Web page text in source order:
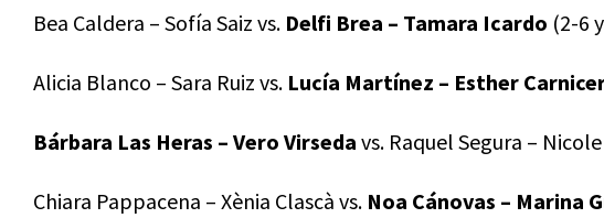
Bea Caldera – Sofía Saiz vs. Delfi Brea – Tamara Icardo (2-6
Alicia Blanco – Sara Ruiz vs. Lucía Martínez – Esther
Bárbara Las Heras – Vero Virseda vs. Raquel Segura –
Chiara Pappacena – Xènia Clascà vs. Noa Cánovas – Marina